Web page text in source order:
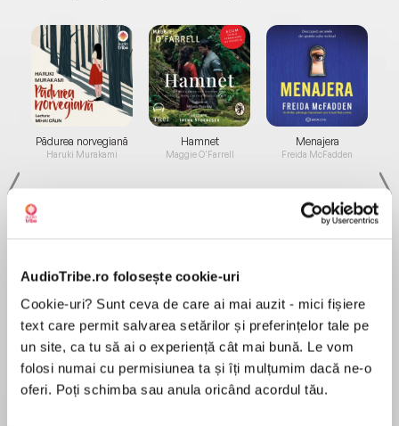
AudioTribe.ro folosește cookie-uri
Cookie-uri? Sunt ceva de care ai mai auzit - mici fișiere
text care permit salvarea setărilor și preferințelor tale pe
un site, ca tu să ai o experiență cât mai bună. Le vom
folosi numai cu permisiunea ta și îți mulțumim dacă ne-o
oferi. Poți schimba sau anula oricând acordul tău.
Pădurea norvegiană
Haruki Murakami
Elita de Argint (Elita
Hamnet
Maggie O'Farrell
Diavolul se îmbracă de
la...
Menajera
Freida McFadden
Migdală